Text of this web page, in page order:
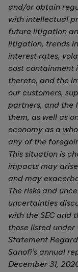
and/or obtain
with intellectual
future litigation
litigation, trends
interest rates,
cost containment
thereto, and the
our customers,
partners, and the
them, as well as
economy as a
any of the
This situation is
impacts may
and may
The risks and
uncertainties
with the SEC and
those listed under
Statement
Sanofi’s annual
December 31,